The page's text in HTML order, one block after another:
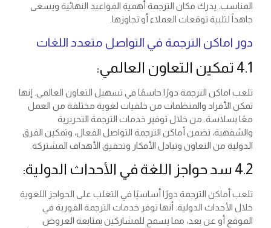
المناسب. يدرك مكان الترجمة أهمية المواعيد النهائية ويسعى
جاهداً لتلبية توقعات العملاء أو تجاوزها.
دور اماكن الترجمة في التواصل متعدد اللغات
4.1 تمكين التعاون العالمي:
تلعب اماكن الترجمة دورًا حاسمًا في تسهيل التعاون العالمي. إنها
تمكن الأفراد والمنظمات من خلفيات لغوية مختلفة من العمل
معًا بسلاسة. من خلال توفير خدمات الترجمة التحريرية
والشفهية، تضمن أماكن الترجمة التواصل الفعال، وتمكين الفرق
الدولية من التعاون وتبادل الأفكار وتحقيق الأهداف المشتركة.
4.2 سد حواجز اللغة في الأحداث الدولية:
تلعب أماكن الترجمة دورًا أساسيًا في التغلب على الحواجز اللغوية
خلال الأحداث الدولية. أنها توفر خدمات الترجمة الفورية في
الموقع أو عن بعد، مما يسمح للمشاركين بمتابعة العروض